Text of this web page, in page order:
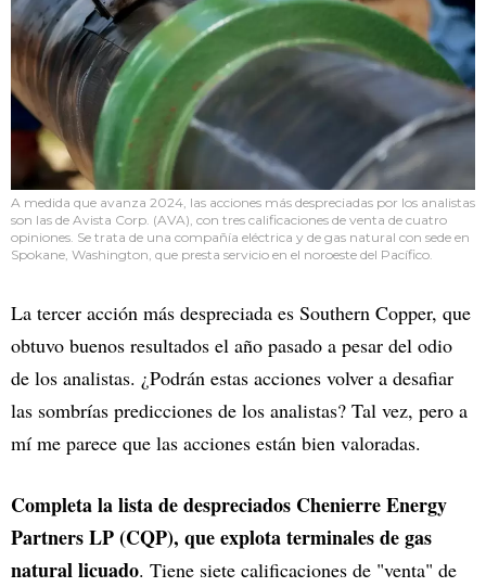
A medida que avanza 2024, las acciones más despreciadas por los analistas
son las de Avista Corp. (AVA), con tres calificaciones de venta de cuatro
opiniones. Se trata de una compañía eléctrica y de gas natural con sede en
Spokane, Washington, que presta servicio en el noroeste del Pacífico.
La tercer acción más despreciada es Southern Copper, que
obtuvo buenos resultados el año pasado a pesar del odio
de los analistas. ¿Podrán estas acciones volver a desafiar
las sombrías predicciones de los analistas? Tal vez, pero a
mí me parece que las acciones están bien valoradas.
Completa la lista de despreciados Chenierre Energy
Partners LP (CQP), que explota terminales de gas
natural licuado. Tiene siete calificaciones de "venta" de